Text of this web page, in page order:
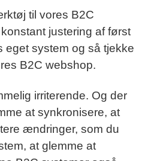
til vores B2C
justering af først
eget system og så tjekke
B2C webshop.
irriterende. Og der
at synkronisere, at
ændringer, som du
at glemme at